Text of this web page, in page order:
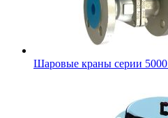
Шаровые краны серии 5000